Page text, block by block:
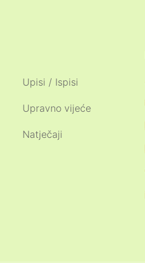
Upisi / Ispisi
Upravno vijeće
Natječaji